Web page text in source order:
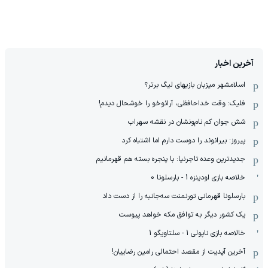
آخرین اخبار
اسلامشهر میزبان بازیهای لیگ برتر؟
فلیک: وقت خداحافظی، آرائوخو را خوشحال دیدم!
شش جوان کم نام‌و‌نشان در نقشه سهراب
پیروز: بیرانوند را دوست دارم اما اشتباه کرد
جدیدترین وعده تاجرنیا: با پنجره بسته هم قهرمانیم
خلاصه بازی اودینزه 1 - بارسلونا 0
بارسلونا قهرمانی تورنمنت سه‌جانبه را از دست داد
یک کشور دیگر به توافق مکه خواهد پیوست
خالاصه بازی ناپولی 1 - سلتاویگو 1
آخرین آپدیت از مقصد احتمالی رامین رضاییان!